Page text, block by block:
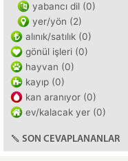
yabancı dil (0)
yer/yön (2)
alınık/satılık (0)
gönül işleri (0)
hayvan (0)
kayıp (0)
kan aranıyor (0)
ev/kalacak yer (0)
SON CEVAPLANANLAR